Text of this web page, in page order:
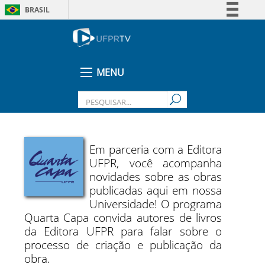
BRASIL
Legislação
MENU
Em parceria com a Editora
UFPR, você acompanha
novidades sobre as obras
publicadas aqui em nossa
Universidade! O programa
Quarta Capa convida autores de livros
da Editora UFPR para falar sobre o
processo de criação e publicação da
obra.